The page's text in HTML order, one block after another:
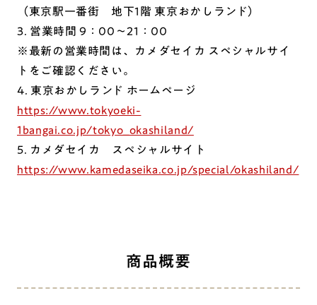
（東京駅一番街 地下1階 東京おかしランド）
3. 営業時間 9：00～21：00
※最新の営業時間は、カメダセイカ スペシャルサイ
トをご確認ください。
4. 東京おかしランド ホームページ
https://www.tokyoeki-
1bangai.co.jp/tokyo_okashiland/
5. カメダセイカ スペシャルサイト
https://www.kamedaseika.co.jp/special/okashiland/
商品概要